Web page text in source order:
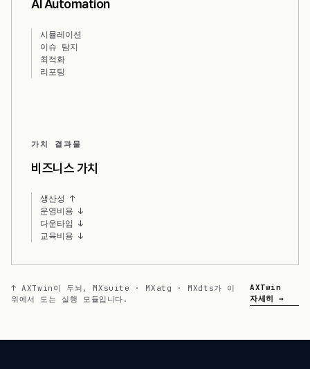
AI Automation
시뮬레이션
이슈 탐지
최적화
리포팅
가치 결과물
비즈니스 가치
생산성 ↑
운영비용 ↓
다운타임 ↓
교육비용 ↓
↑ AXTwin이 두뇌, MXsuite · MXatg · MXdts가 이
위에서 도는 실행 모듈입니다.
AXTwin
자세히 →